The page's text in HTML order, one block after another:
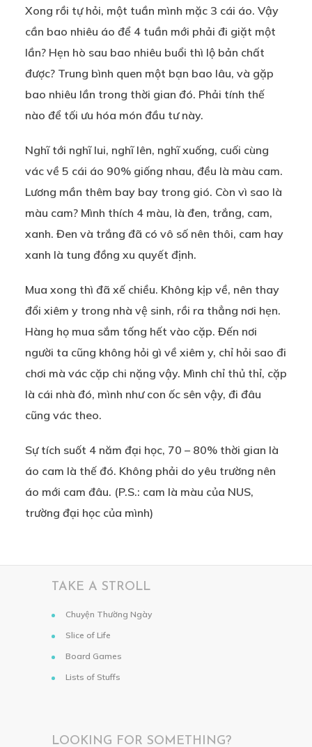
Xong rồi tự hỏi, một tuần mình mặc 3 cái áo. Vậy
cần bao nhiêu áo để 4 tuần mới phải đi giặt một
lần? Hẹn hò sau bao nhiêu buổi thì lộ bản chất
được? Trung bình quen một bạn bao lâu, và gặp
bao nhiêu lần trong thời gian đó. Phải tính thế
nào để tối ưu hóa món đầu tư này.
Nghĩ tới nghĩ lui, nghĩ lên, nghĩ xuống, cuối cùng
vác về 5 cái áo 90% giống nhau, đều là màu cam.
Lương mần thêm bay bay trong gió. Còn vì sao là
màu cam? Mình thích 4 màu, là đen, trắng, cam,
xanh. Đen và trắng đã có vô số nên thôi, cam hay
xanh là tung đồng xu quyết định.
Mua xong thì đã xế chiều. Không kịp về, nên thay
đổi xiêm y trong nhà vệ sinh, rồi ra thẳng nơi hẹn.
Hàng họ mua sắm tống hết vào cặp. Đến nơi
người ta cũng không hỏi gì về xiêm y, chỉ hỏi sao đi
chơi mà vác cặp chi nặng vậy. Mình chỉ thủ thỉ, cặp
là cái nhà đó, mình như con ốc sên vậy, đi đâu
cũng vác theo.
Sự tích suốt 4 năm đại học, 70 – 80% thời gian là
áo cam là thế đó. Không phải do yêu trường nên
áo mới cam đâu. (P.S.: cam là màu của NUS,
trường đại học của mình)
TAKE A STROLL
Chuyện Thường Ngày
Slice of Life
Board Games
Lists of Stuffs
LOOKING FOR SOMETHING?